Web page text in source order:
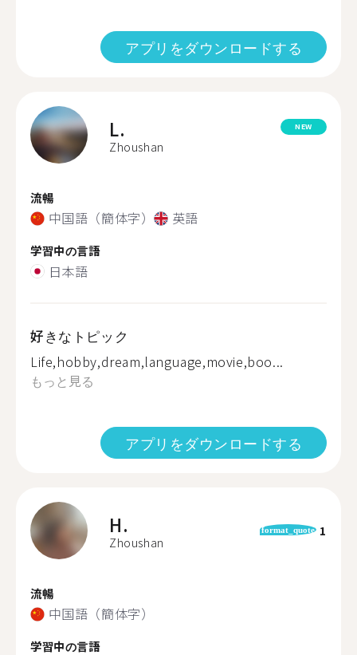
アプリをダウンロードする
L.
Zhoushan
NEW
流暢
中国語（簡体字） 英語
学習中の言語
日本語
好きなトピック
Life,hobby,dream,language,movie,boo...
もっと見る
アプリをダウンロードする
H.
Zhoushan
format_quote 1
流暢
中国語（簡体字）
学習中の言語